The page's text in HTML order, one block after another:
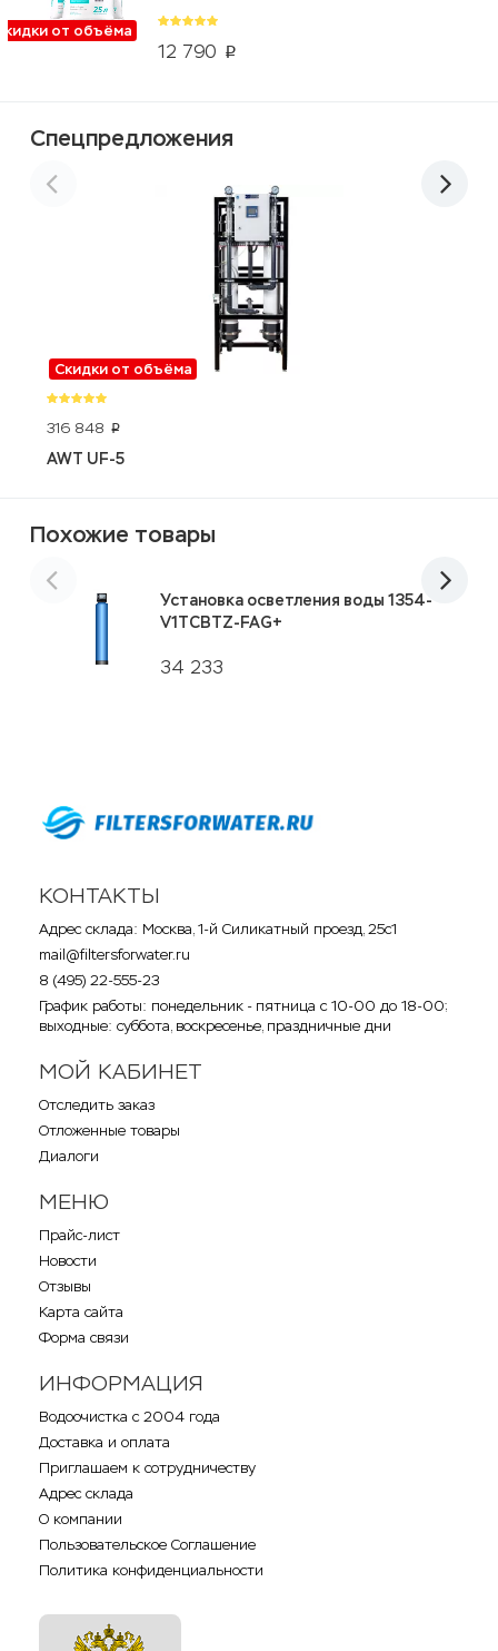
от объёма
12 790 p
Спецпредложения
Скидки от объёма
316 848 p
AWT UF-5
Похожие товары
34 233
Установка осветления воды 1354-
V1TCBTZ-FAG+
КОНТАКТЫ
Адрес склада: Москва, 1-й Силикатный проезд, 25с1
mail@filtersforwater.ru
8 (495) 22-555-23
График работы: понедельник - пятница с 10-00 до 18-00;
выходные: суббота, воскресенье, праздничные дни
МОЙ КАБИНЕТ
Отследить заказ
Отложенные товары
Диалоги
МЕНЮ
Прайс-лист
Новости
Отзывы
Карта сайта
Форма связи
ИНФОРМАЦИЯ
Водоочистка с 2004 года
Доставка и оплата
Приглашаем к сотрудничеству
Адрес склада
О компании
Пользовательское Соглашение
Политика конфиденциальности